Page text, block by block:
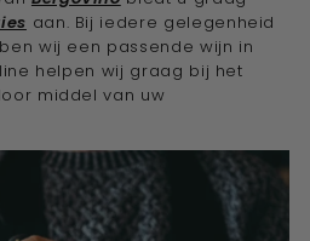
aan. Bij iedere gelegenheid
wij een passende wijn in
helpen wij graag bij het
middel van uw